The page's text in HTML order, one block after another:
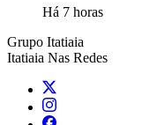
Há 7 horas
Grupo Itatiaia
Itatiaia Nas Redes